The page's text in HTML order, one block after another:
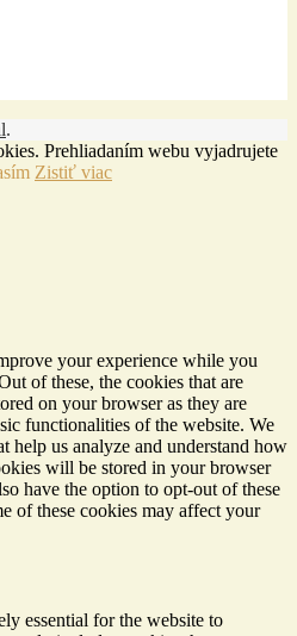
.
Prehliadaním webu vyjadrujete
Zistiť viac
your experience while you
of these, the cookies that are
on your browser as they are
functionalities of the website. We
help us analyze and understand how
will be stored in your browser
have the option to opt-out of these
of these cookies may affect your
essential for the website to